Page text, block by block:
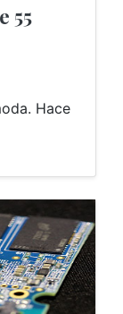
55
Hace